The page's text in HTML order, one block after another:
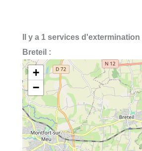
Il y a 1 services
Breteil :
+
−